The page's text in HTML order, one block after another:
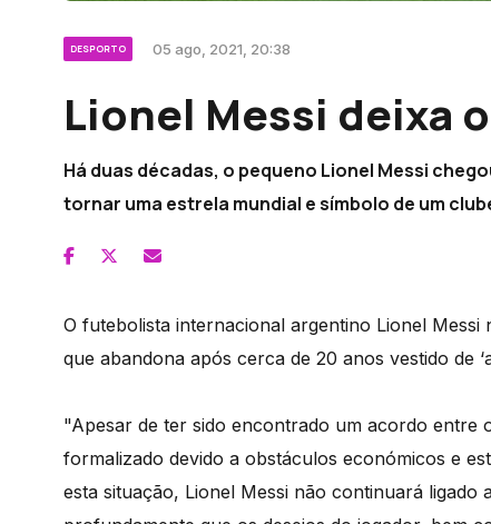
DESPORTO 05 ago, 2021, 20:38
Lionel Messi deixa
Há duas décadas, o pequeno Lionel Messi
tornar uma estrela mundial e símbolo de um
O futebolista internacional argentino Lionel
que abandona após cerca de 20 anos vestido de
"Apesar de ter sido encontrado um acordo entre
formalizado devido a obstáculos económicos e
esta situação, Lionel Messi não continuará ligado